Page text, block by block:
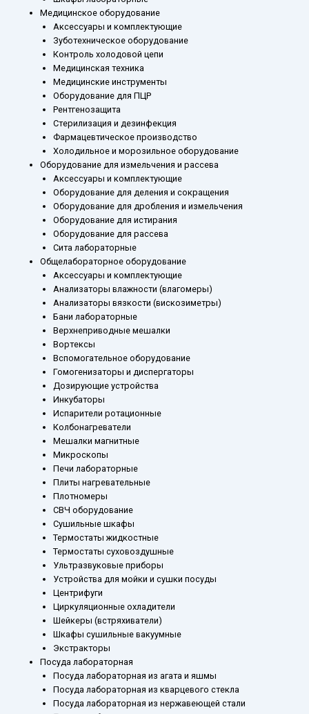
Медицинское оборудование
Аксессуары и комплектующие
Зуботехническое оборудование
Контроль холодовой цепи
Медицинская техника
Медицинские инструменты
Оборудование для ПЦР
Рентгенозащита
Стерилизация и дезинфекция
Фармацевтическое производство
Холодильное и морозильное оборудование
Оборудование для измельчения и рассева
Аксессуары и комплектующие
Оборудование для деления и сокращения
Оборудование для дробления и измельчения
Оборудование для истирания
Оборудование для рассева
Сита лабораторные
Общелабораторное оборудование
Аксессуары и комплектующие
Анализаторы влажности (влагомеры)
Анализаторы вязкости (вискозиметры)
Бани лабораторные
Верхнеприводные мешалки
Вортексы
Вспомогательное оборудование
Гомогенизаторы и диспергаторы
Дозирующие устройства
Инкубаторы
Испарители ротационные
Колбонагреватели
Мешалки магнитные
Микроскопы
Печи лабораторные
Плиты нагревательные
Плотномеры
СВЧ оборудование
Сушильные шкафы
Термостаты жидкостные
Термостаты суховоздушные
Ультразвуковые приборы
Устройства для мойки и сушки посуды
Центрифуги
Циркуляционные охладители
Шейкеры (встряхиватели)
Шкафы сушильные вакуумные
Экстракторы
Посуда лабораторная
Посуда лабораторная из агата и яшмы
Посуда лабораторная из кварцевого стекла
Посуда лабораторная из нержавеющей стали